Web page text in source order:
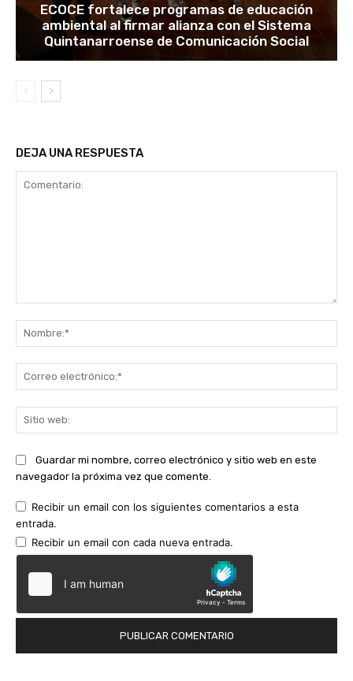
ECOCE fortalece programas de educación
ambiental al firmar alianza con el Sistema
Quintanarroense de Comunicación Social
DEJA UNA RESPUESTA
Guardar mi nombre, correo electrónico y sitio web en este
navegador la próxima vez que comente.
Recibir un email con los siguientes comentarios a esta
entrada.
Recibir un email con cada nueva entrada.